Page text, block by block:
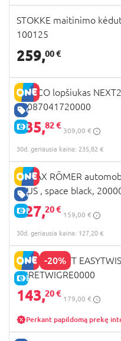
STOKKE maitinimo
100125
259,00 €
GERA KAINA
E-KAINA
CHICCO lopšiukas
07087041720000
235,82 €
309,00 €
30d. geriausia kaina: 235,82 €
GERA KAINA
E-KAINA
BRITAX RÖMER
PLUS , space black,
127,20 €
159,00 €
30d. geriausia kaina: 127,20 €
-20%
E-KAINA
KINDERKRAFT
KKRETWIGRE0000
143,20 €
179,00 €
Perkant papildomą prekę